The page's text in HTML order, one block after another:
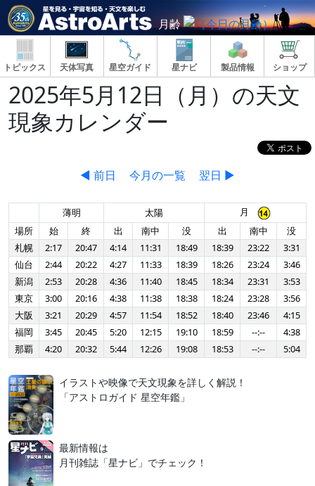
月齢
トピックス 天体写真 星空ガイド 星ナビ 製品情報 ショップ
2025年5月12日（月）の天文
現象カレンダー
◀ 前日 今月の一覧 翌日 ▶
薄明 太陽
月
場所
始 終 出 南中 没 出 南中
没
札幌
2:17 20:47 4:14 11:31 18:49 18:39 23:22
3:31
仙台
2:44 20:22 4:27 11:33 18:39 18:26 23:24
3:46
新潟
2:53 20:28 4:36 11:40 18:45 18:34 23:31
3:53
東京
3:00 20:16 4:38 11:38 18:38 18:24 23:28
3:56
大阪
3:21 20:29 4:57 11:54 18:52 18:40 23:46
4:15
福岡
3:45 20:45 5:20 12:15 19:10 18:59 --:--
4:38
那覇
4:20 20:32 5:44 12:26 19:08 18:53 --:-- 5:04
イラストや映像で天文現象を詳しく解説！
「アストロガイド 星空年鑑」
最新情報は
月刊雑誌「星ナビ」でチェック！